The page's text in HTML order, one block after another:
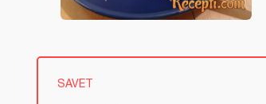
SAVET